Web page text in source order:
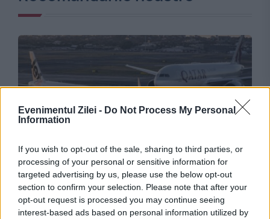
Evenimentul Zilei - Do Not Process My Personal
Information
If you wish to opt-out of the sale, sharing to third parties, or
processing of your personal or sensitive information for
targeted advertising by us, please use the below opt-out
section to confirm your selection. Please note that after your
opt-out request is processed you may continue seeing
interest-based ads based on personal information utilized by
INTERNATIONAL
Incident grav pe aeroportul din Sydney. Piloții
au frânat brusc pentru a evita impactul